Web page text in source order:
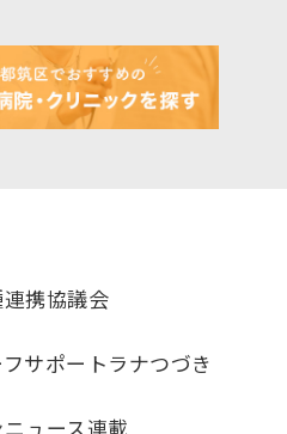
携協議会
サポートラナつづき
ュース連載